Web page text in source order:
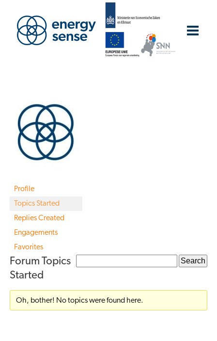
Profile
Topics Started
Replies Created
Engagements
Favorites
Forum Topics
Started
Oh, bother! No topics were found here.